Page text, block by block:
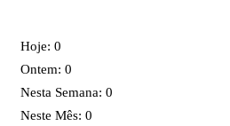
Hoje: 0
Ontem: 0
Nesta Semana: 0
Neste Mês: 0